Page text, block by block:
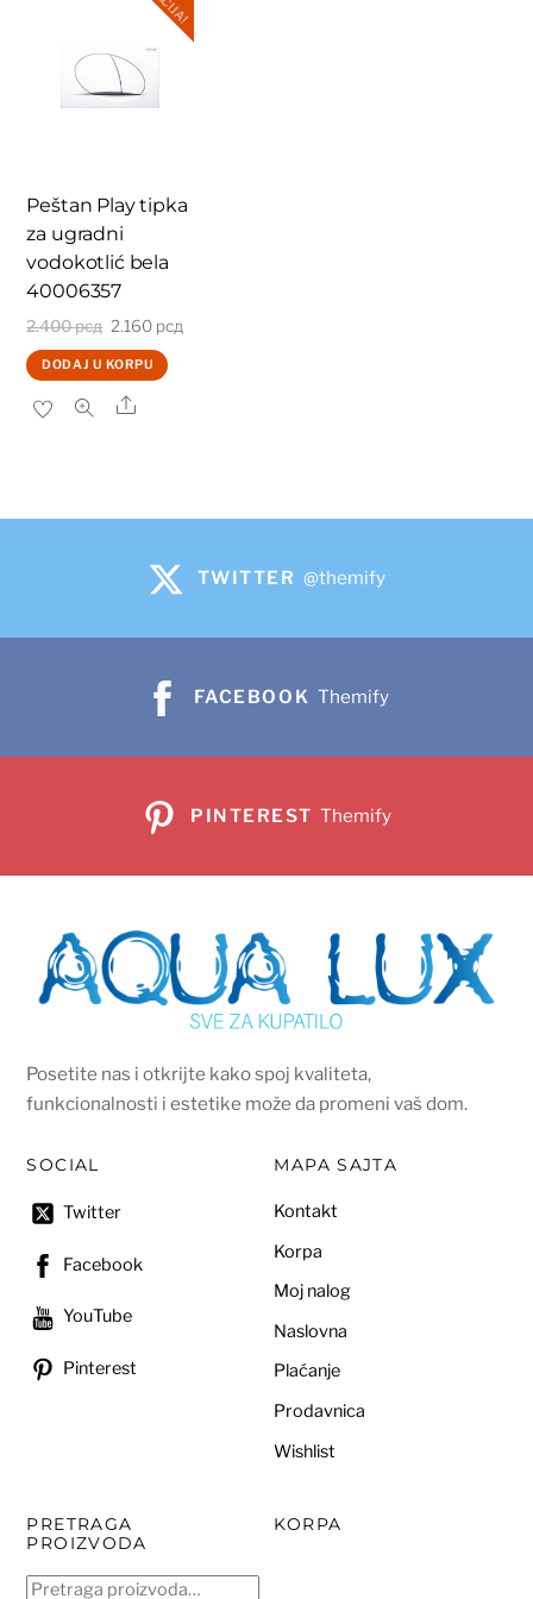
Peštan Play tipka
za ugradni
vodokotlić bela
40006357
2.400рсд Originalna
cena
2.160 рсд
DODAJ U KORPU
Share
TWITTER @themify
FACEBOOK Themify
PINTEREST Themify
Posetite nas i otkrijte kako spoj kvaliteta,
funkcionalnosti i estetike može da promeni vaš dom.
SOCIAL
Twitter
Facebook
YouTube
Pinterest
MAPA SAJTA
Kontakt
Korpa
Moj nalog
Naslovna
Plaćanje
Prodavnica
Wishlist
PRETRAGA
PROIZVODA
Pretraga
KORPA